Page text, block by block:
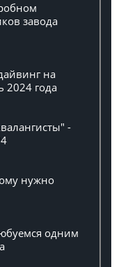
завода
на
2024 года
-
нужно
одним